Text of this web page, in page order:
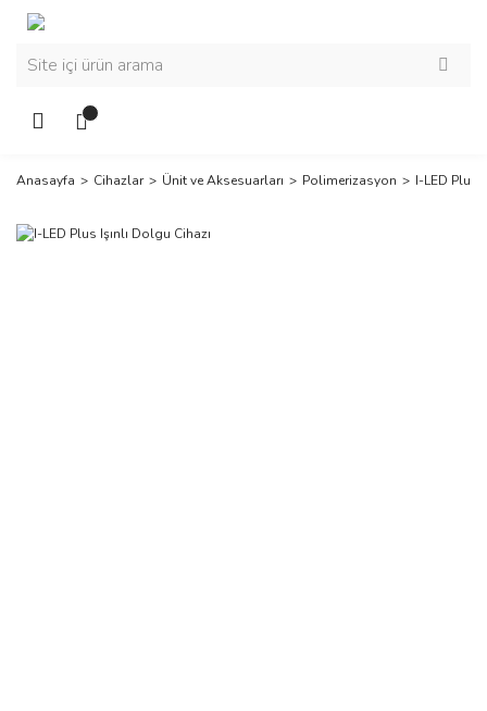
Anasayfa Cihazlar Ünit ve Aksesuarları Polimerizasyon I-LED Plus